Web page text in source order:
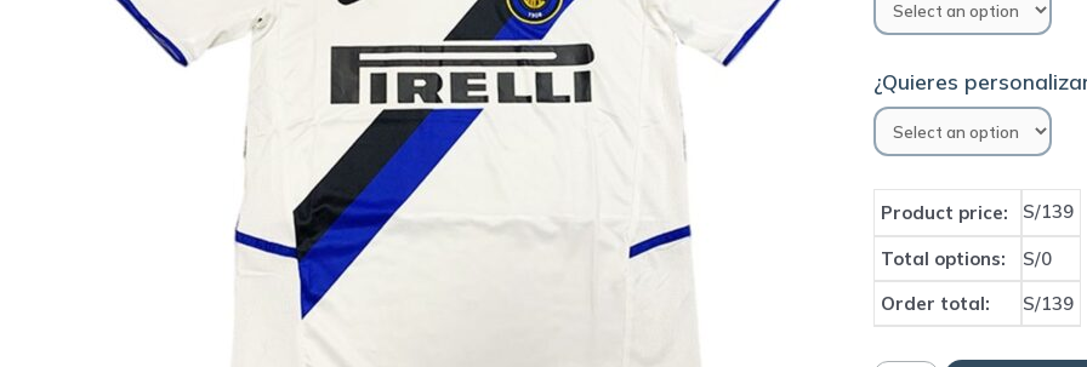
¿Quieres
Product price: S/139
Total options:
S/0
Order total:
S/139